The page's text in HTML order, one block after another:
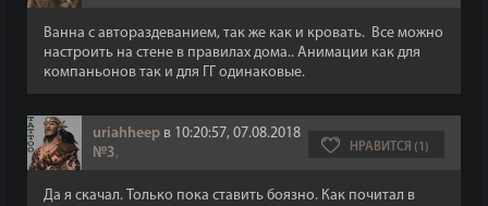
Ванна с автораздеванием, так же как и кровать. Все можно
настроить на стене в правилах дома.. Анимации как для
компаньонов так и для ГГ одинаковые.
uriahheep в 10:20:57, 07.08.2018
№3, НРАВИТСЯ (1)
Да я скачал. Только пока ставить боязно. Как почитал в